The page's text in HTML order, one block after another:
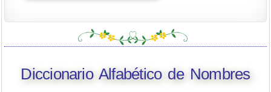
Diccionario Alfabético de Nombres